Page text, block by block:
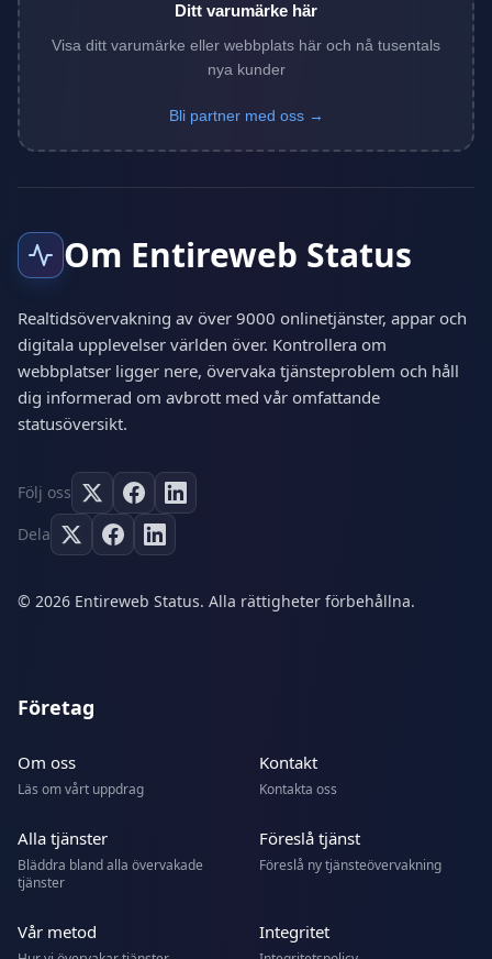
Ditt varumärke här
Visa ditt varumärke eller webbplats här och nå tusentals
nya kunder
Bli partner med oss →
Om Entireweb Status
Realtidsövervakning av över 9000 onlinetjänster, appar och
digitala upplevelser världen över. Kontrollera om
webbplatser ligger nere, övervaka tjänsteproblem och håll
dig informerad om avbrott med vår omfattande
statusöversikt.
Följ oss
Dela
© 2026 Entireweb Status. Alla rättigheter förbehållna.
Företag
Om oss
Läs om vårt uppdrag
Kontakt
Kontakta oss
Alla tjänster
Bläddra bland alla övervakade
tjänster
Föreslå tjänst
Föreslå ny tjänsteövervakning
Vår metod Integritet